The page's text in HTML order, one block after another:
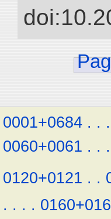
0001+0684 . . .
0060+0061 . . .
0120+0121 . .
. . . .